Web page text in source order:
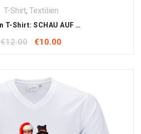
T-Shirt, Textilien
Herren T-Shirt: SCHAU AUF DICH , SCHAU AUF MICH
€12.00 €10.00